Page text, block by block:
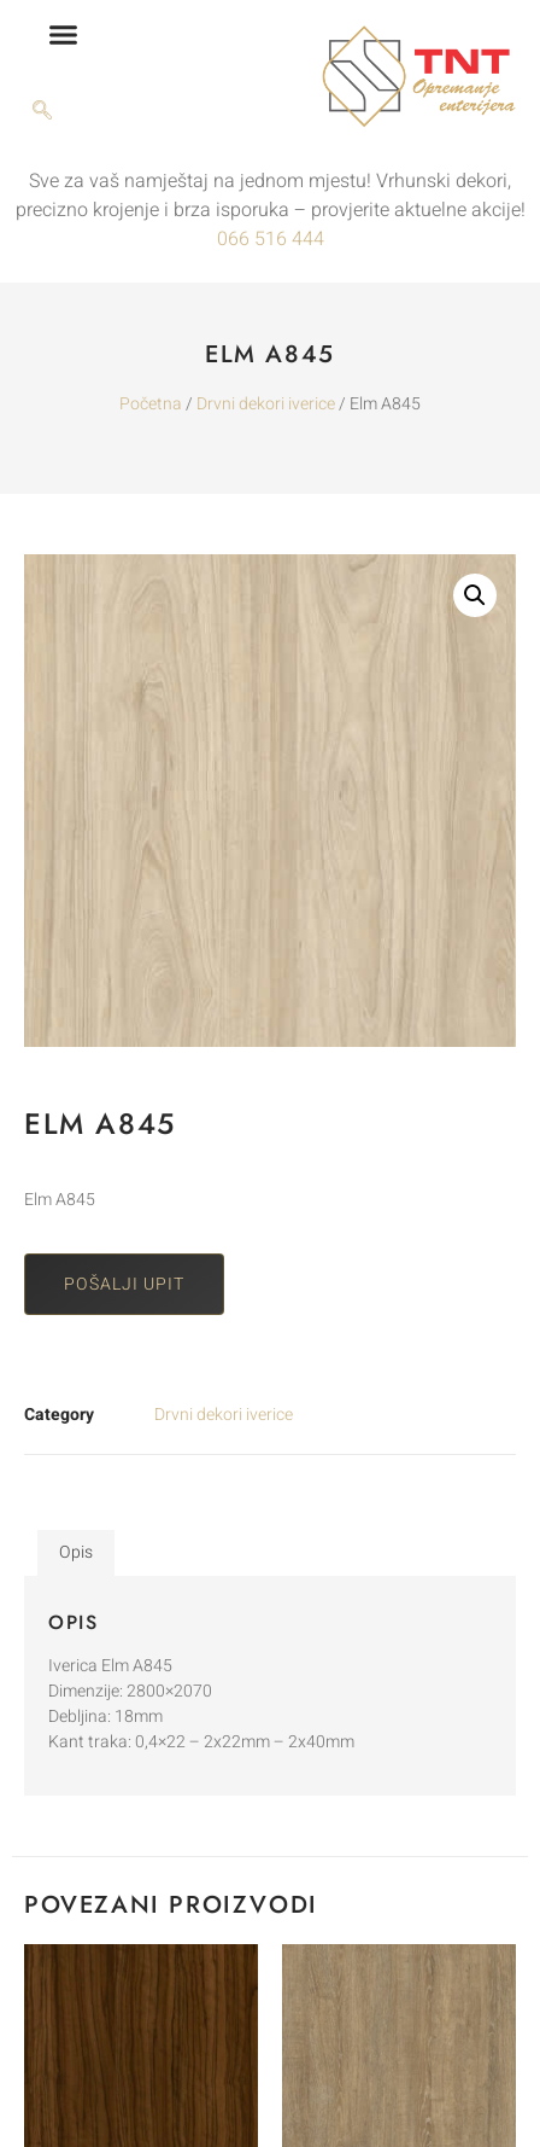
Sve za vaš namještaj na jednom mjestu! Vrhunski dekori,
precizno krojenje i brza isporuka – provjerite aktuelne akcije!
066 516 444
ELM A845
Početna/ Drvni dekori iverice/ Elm A845
ELM A845
Elm A845
POŠALJI UPIT
Category Drvni dekori iverice
Opis
OPIS
Iverica Elm A845
Dimenzije: 2800×2070
Debljina: 18mm
Kant traka: 0,4×22 – 2x22mm – 2x40mm
POVEZANI PROIZVODI